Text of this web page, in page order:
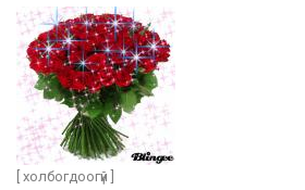
[ холбогдоогүй ]